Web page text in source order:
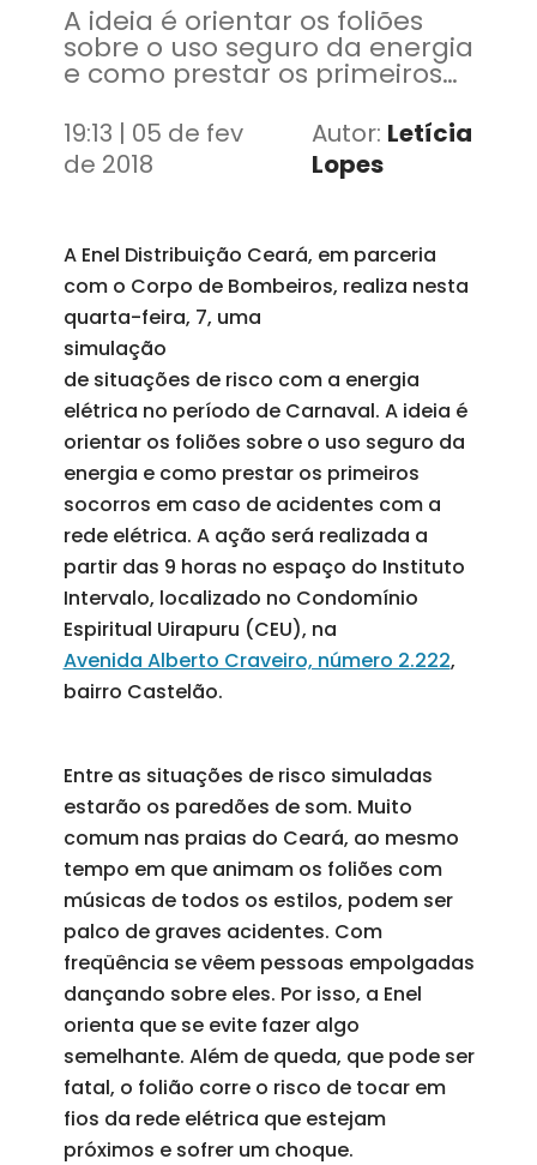
A ideia é orientar os foliões
sobre o uso seguro da energia
e como prestar os primeiros
socorros em caso de
acidentes com a rede elétrica
19:13 | 05 de fev
de 2018
Autor: Letícia
Lopes
A Enel Distribuição Ceará, em parceria
com o Corpo de Bombeiros, realiza nesta
quarta-feira, 7, uma
simulação
de situações de risco com a energia
elétrica no período de Carnaval. A ideia é
orientar os foliões sobre o uso seguro da
energia e como prestar os primeiros
socorros em caso de acidentes com a
rede elétrica. A ação será realizada a
partir das 9 horas no espaço do Instituto
Intervalo, localizado no Condomínio
Espiritual Uirapuru (CEU), na
Avenida Alberto Craveiro, número 2.222,
bairro Castelão.
Entre as situações de risco simuladas
estarão os paredões de som. Muito
comum nas praias do Ceará, ao mesmo
tempo em que animam os foliões com
músicas de todos os estilos, podem ser
palco de graves acidentes. Com
freqüência se vêem pessoas empolgadas
dançando sobre eles. Por isso, a Enel
orienta que se evite fazer algo
semelhante. Além de queda, que pode ser
fatal, o folião corre o risco de tocar em
fios da rede elétrica que estejam
próximos e sofrer um choque.